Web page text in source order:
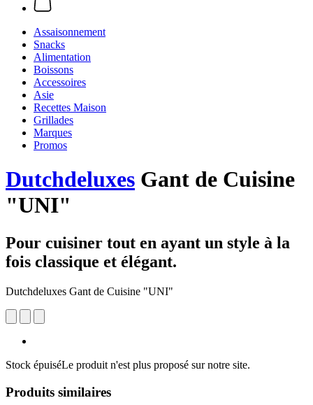
Assaisonnement
Snacks
Alimentation
Boissons
Accessoires
Asie
Recettes Maison
Grillades
Marques
Promos
Dutchdeluxes Gant de Cuisine
"UNI"
Pour cuisiner tout en ayant un style à la
fois classique et élégant.
Dutchdeluxes Gant de Cuisine "UNI"
Stock épuiséLe produit n'est plus proposé sur notre site.
Produits similaires